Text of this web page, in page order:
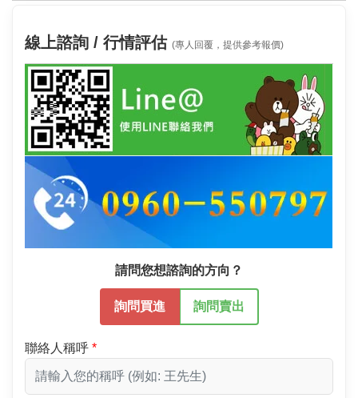
線上諮詢 / 行情評估 (專人回覆，提供參考報價)
請問您想諮詢的方向？
詢問買進 詢問賣出
聯絡人稱呼